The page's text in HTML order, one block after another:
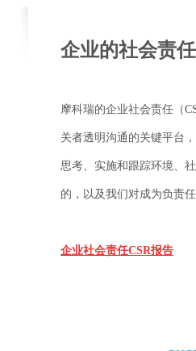
企业的社会责任
摩科瑞的企业社会责任（
关者透明沟通的关键平台
思考、实施和跟踪环境、
的，以及我们对成为负责
企业社会责任CSR报告